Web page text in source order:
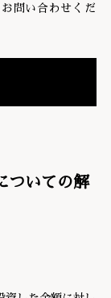
問い合わせくだ
ついての解